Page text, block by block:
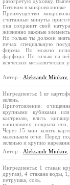
Готовим в микроволновке
Преимущество
считанные минуты
она сохранит свой
жизненно важные
Но только ты должен
печах специальную
фирмы. Но можно
фарфора. Но только на
всяческих металлических
Автор - Aleksandr Minkov,
Ингредиенты: 1 кг
зелень.
Приготовление:
крупными кубиками
кастрюлю, влить
наполовину покрыла его,
Через 15 мин залить
маленьком огне. Перед
зеленью и крупно
Автор - Aleksandr Minkov,
Ингредиенты: 1 стакан
другая), 4 стакана воды,
петрушка, соль.